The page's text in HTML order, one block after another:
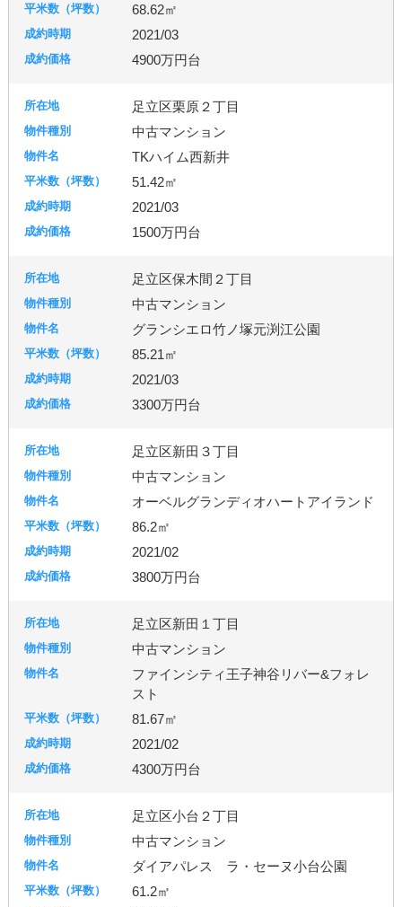
68.62㎡
2021/03
4900万円台
足立区栗原２丁目
中古マンション
TKハイム西新井
51.42㎡
2021/03
1500万円台
足立区保木間２丁目
中古マンション
グランシエロ竹ノ塚元渕江公園
85.21㎡
2021/03
3300万円台
足立区新田３丁目
中古マンション
オーベルグランディオハートアイランド
86.2㎡
2021/02
3800万円台
足立区新田１丁目
中古マンション
ファインシティ王子神谷リバー&フォレ
スト
81.67㎡
2021/02
4300万円台
足立区小台２丁目
中古マンション
ダイアパレス ラ・セーヌ小台公園
61.2㎡